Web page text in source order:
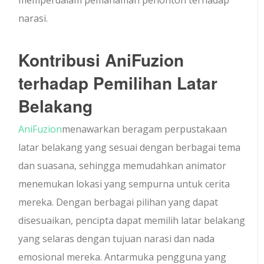
narasi.
Kontribusi AniFuzion
terhadap Pemilihan Latar
Belakang
AniFuzionmenawarkan beragam perpustakaan
latar belakang yang sesuai dengan berbagai tema
dan suasana, sehingga memudahkan animator
menemukan lokasi yang sempurna untuk cerita
mereka. Dengan berbagai pilihan yang dapat
disesuaikan, pencipta dapat memilih latar belakang
yang selaras dengan tujuan narasi dan nada
emosional mereka. Antarmuka pengguna yang